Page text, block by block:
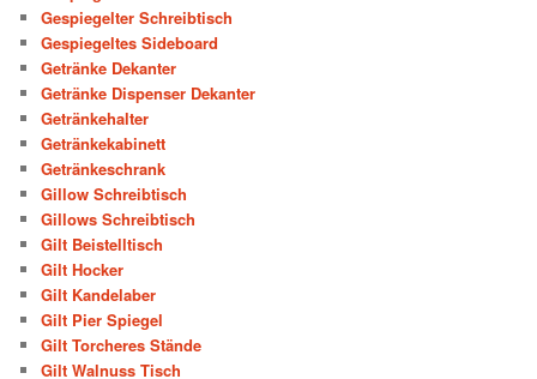
Gespiegelter Schreibtisch
Gespiegeltes Sideboard
Getränke Dekanter
Getränke Dispenser Dekanter
Getränkehalter
Getränkekabinett
Getränkeschrank
Gillow Schreibtisch
Gillows Schreibtisch
Gilt Beistelltisch
Gilt Hocker
Gilt Kandelaber
Gilt Pier Spiegel
Gilt Torcheres Stände
Gilt Walnuss Tisch